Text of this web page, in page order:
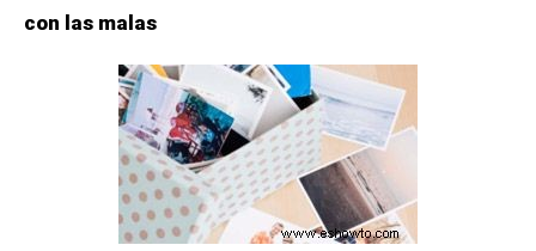
con las malas